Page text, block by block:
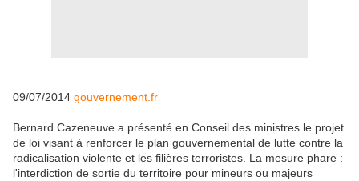
09/07/2014 gouvernement.fr
Bernard Cazeneuve a présenté en Conseil des ministres le projet
de loi visant à renforcer le plan gouvernemental de lutte contre la
radicalisation violente et les filières terroristes. La mesure phare :
l'interdiction de sortie du territoire pour mineurs ou majeurs